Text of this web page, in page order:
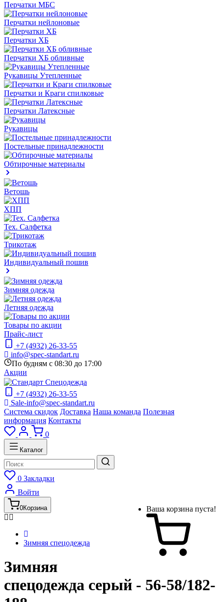
Перчатки МБС
Перчатки нейлоновые
Перчатки ХБ
Перчатки ХБ обливные
Рукавицы Утепленные
Перчатки и Краги спилковые
Перчатки Латексные
Рукавицы
Постельные принадлежности
Обтирочные материалы
Ветошь
ХПП
Тех. Салфетка
Трикотаж
Индивидуальный пошив
Зимняя одежда
Летняя одежда
Товары по акции
Прайс-лист
+7 (4932) 26-33-55
info@spec-standart.ru
По будням с 08:30 до 17:00
Акции
+7 (4932) 26-33-55
Sale-info@spec-standart.ru
Система скидок Доставка Наша команда Полезная
информация Контакты
0
Каталог
0 Закладки
Войти
0Корзина Ваша корзина пуста!
Зимняя спецодежда
Зимняя
спецодежда серый - 56-58/182-